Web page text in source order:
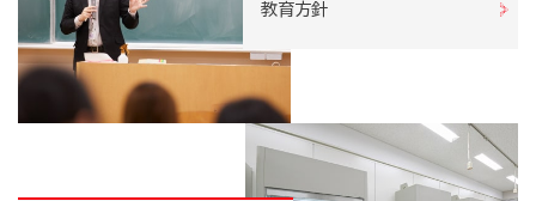
教育方針